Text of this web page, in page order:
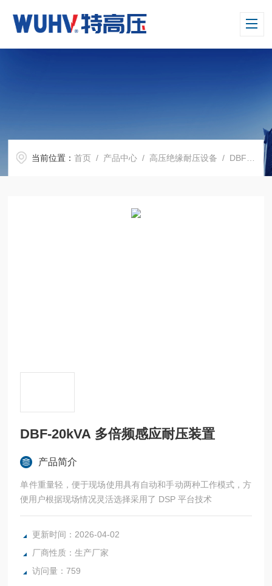
当前位置：首页 / 产品中心 / 高压绝缘耐压设备 / DBF系列多倍频感应耐压
DBF-20kVA 多倍频感应耐压装置
产品简介
单件重量轻，便于现场使用具有自动和手动两种工作模式，方
便用户根据现场情况灵活选择采用了 DSP 平台技术
更新时间：2026-04-02
厂商性质：生产厂家
访问量：759